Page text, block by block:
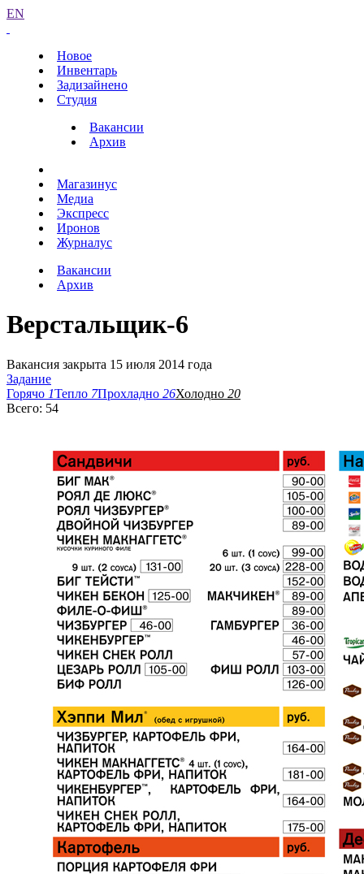
EN
Новое
Инвентарь
Задизайнено
Студия
Вакансии
Архив
Магазинус
Медиа
Экспресс
Иронов
Журналус
Вакансии
Архив
Верстальщик-6
Вакансия закрыта 15 июля 2014 года
Задание
Горячо 1Тепло 7Прохладно 26Холодно 20
Всего: 54